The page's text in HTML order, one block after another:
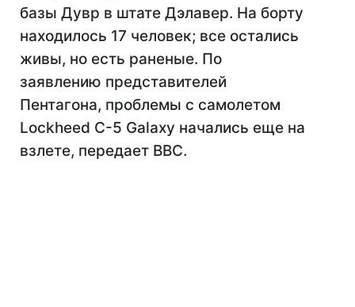
базы Дувр в штате Дэлавер. На борту
находилось 17 человек; все остались
живы, но есть раненые. По
заявлению представителей
Пентагона, проблемы с самолетом
Lockheed C-5 Galaxy начались еще на
взлете, передает BBC.